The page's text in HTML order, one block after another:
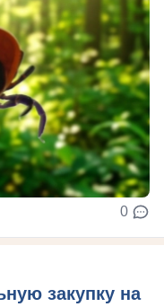
0
закупку на